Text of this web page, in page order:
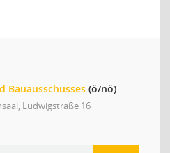
Bauausschusses (ö/nö)
Ludwigstraße 16